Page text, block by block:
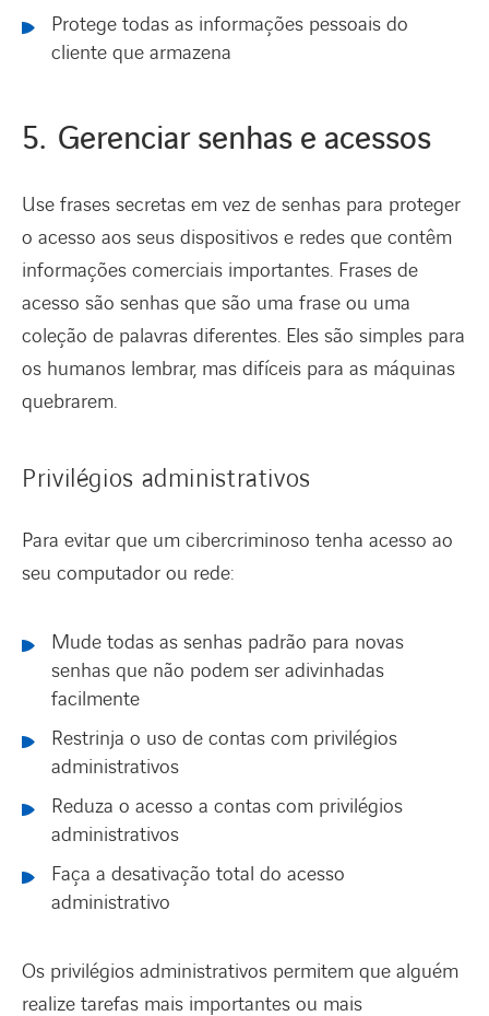
Protege todas as informações pessoais do
cliente que armazena
5. Gerenciar senhas e acessos
Use frases secretas em vez de senhas para proteger
o acesso aos seus dispositivos e redes que contêm
informações comerciais importantes. Frases de
acesso são senhas que são uma frase ou uma
coleção de palavras diferentes. Eles são simples para
os humanos lembrar, mas difíceis para as máquinas
quebrarem.
Privilégios administrativos
Para evitar que um cibercriminoso tenha acesso ao
seu computador ou rede:
Mude todas as senhas padrão para novas
senhas que não podem ser adivinhadas
facilmente
Restrinja o uso de contas com privilégios
administrativos
Reduza o acesso a contas com privilégios
administrativos
Faça a desativação total do acesso
administrativo
Os privilégios administrativos permitem que alguém
realize tarefas mais importantes ou mais